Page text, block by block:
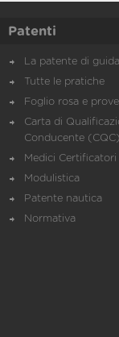
Patenti
La patente di guida
Tutte le pratiche
Foglio rosa e prove
Carta di
Conducente (CQC)
Medici
Modulistica
Patente nautica
Normativa